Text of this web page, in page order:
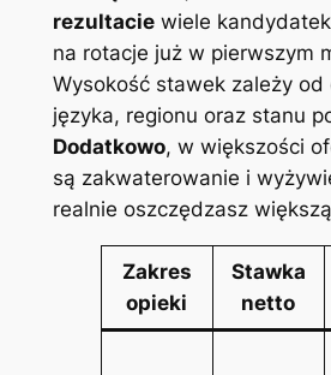
rezultaciewiele
na rotacje już w pierwszym
Wysokość stawek zależy
języka, regionu oraz stanu
Dodatkowo, w większości
są zakwaterowanie i
realnie oszczędzasz
Zakres
opieki
Stawka
netto